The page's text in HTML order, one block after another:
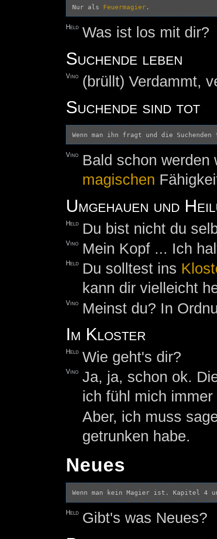
Nur als Feuermagier
Held Was ist los mit dir?
Suchende leben
Vino (brüllt) Verdammt,
Suchende sind tot
Vino
Bald schon werden
magischen
Umgehauen und
Held Du bist nicht du
Vino Mein Kopf ... Ich
Held Du solltest ins
kann dir vielleicht
Vino Meinst du? In
Im Kloster
Held Wie geht's dir?
Vino
Ja, ja, schon ok.
ich fühl mich
Aber, ich muss
getrunken habe.
Neues
Held Gibt's was Neues?